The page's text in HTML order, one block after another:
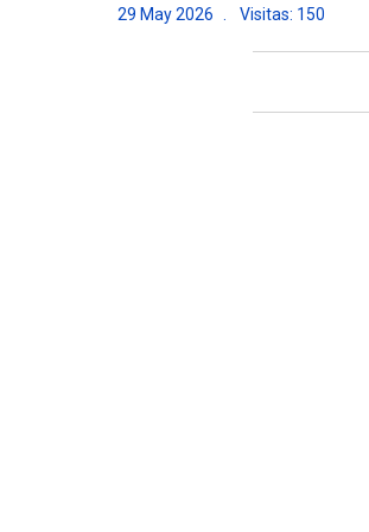
29 May 2026 Visitas: 150